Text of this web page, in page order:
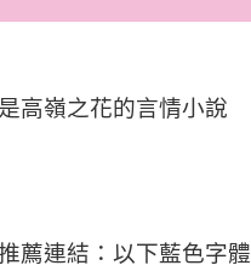
高嶺之花的言情小說
薦連結：以下藍色字體